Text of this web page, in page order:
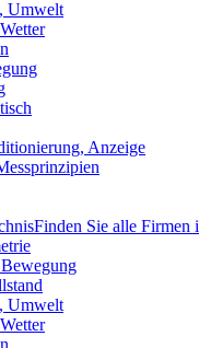
Umwelt
Anzeige
Finden Sie alle Firmen
Umwelt